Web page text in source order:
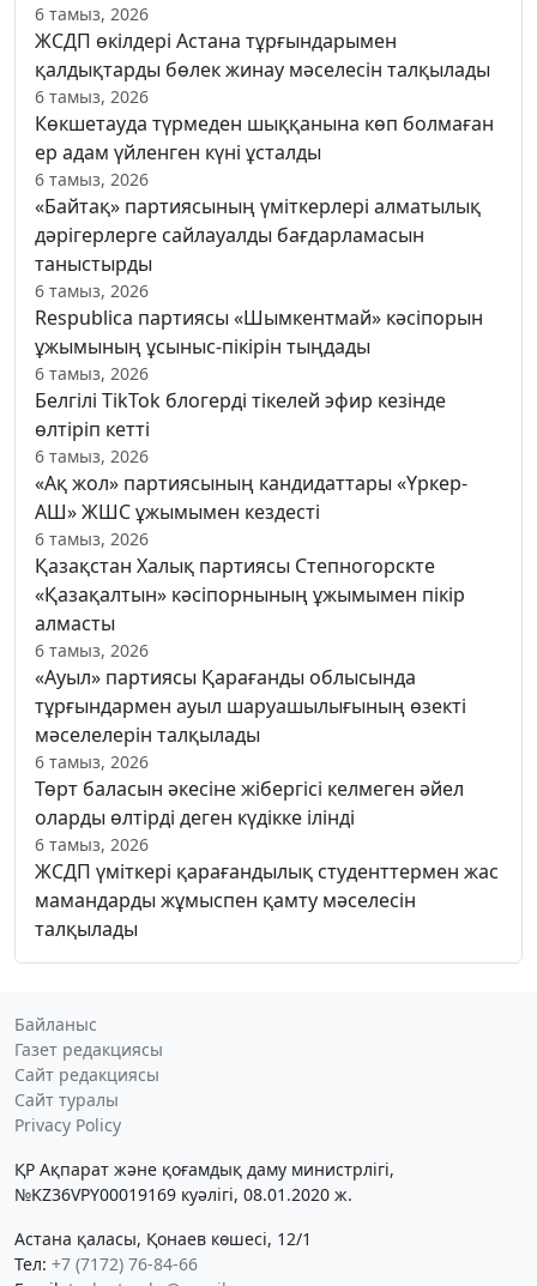
6 тамыз, 2026
ЖСДП өкілдері Астана тұрғындарымен
қалдықтарды бөлек жинау мәселесін талқылады
6 тамыз, 2026
Көкшетауда түрмеден шыққанына көп болмаған
ер адам үйленген күні ұсталды
6 тамыз, 2026
«Байтақ» партиясының үміткерлері алматылық
дәрігерлерге сайлауалды бағдарламасын
таныстырды
6 тамыз, 2026
Respublica партиясы «Шымкентмай» кәсіпорын
ұжымының ұсыныс-пікірін тыңдады
6 тамыз, 2026
Белгілі TikTok блогерді тікелей эфир кезінде
өлтіріп кетті
6 тамыз, 2026
«Ақ жол» партиясының кандидаттары «Үркер-
АШ» ЖШС ұжымымен кездесті
6 тамыз, 2026
Қазақстан Халық партиясы Степногорскте
«Қазақалтын» кәсіпорнының ұжымымен пікір
алмасты
6 тамыз, 2026
«Ауыл» партиясы Қарағанды облысында
тұрғындармен ауыл шаруашылығының өзекті
мәселелерін талқылады
6 тамыз, 2026
Төрт баласын әкесіне жібергісі келмеген әйел
оларды өлтірді деген күдікке ілінді
6 тамыз, 2026
ЖСДП үміткері қарағандылық студенттермен жас
мамандарды жұмыспен қамту мәселесін
талқылады
Байланыс
Газет редакциясы
Сайт редакциясы
Сайт туралы
Privacy Policy
ҚР Ақпарат және қоғамдық даму министрлігі,
№KZ36VPY00019169 куәлігі, 08.01.2020 ж.
Астана қаласы, Қонаев көшесі, 12/1
Тел: +7 (7172) 76-84-66